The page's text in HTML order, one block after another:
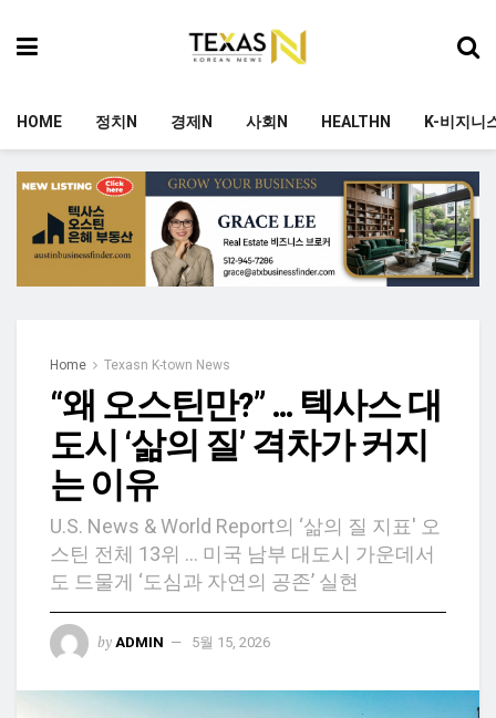
HOME 정치N 경제N 사회N HEALTHN K-비지니
Home Texasn K-town News
“왜 오스틴만?” … 텍사스 대
도시 ‘삶의 질’ 격차가 커지
는 이유
U.S. News & World Report의 ‘삶의 질 지표' 오
스틴 전체 13위 ... 미국 남부 대도시 가운데서
도 드물게 ‘도심과 자연의 공존’ 실현
by ADMIN 5월 15, 2026